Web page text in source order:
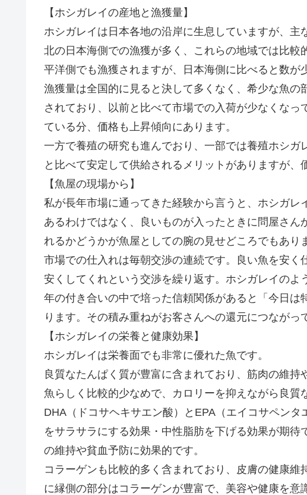
【ホシガレイの産地と漁獲量】
ホシガレイは日本各地の沿岸に生息していますが、
北の日本海側での漁獲が多く、これらの地域では比
平洋側でも漁獲されますが、日本海側に比べると数が
漁獲量は全国的に見ると決して多くなく、希少な魚
されており、以前と比べて市場での入荷が少なくな
ている分、価格も上昇傾向にあります。
一方で養殖の研究も進んでおり、一部では養殖ホシ
と比べて安定して供給されるメリットがありますが、
【魚屋の現場から】
私が長年市場に通ってきた経験から言うと、ホシガ
あるわけではなく、良いものが入ったときに問屋さん
れるかどうかが魚屋としての腕の見せどころでもあり
市場での仕入れは毎朝交渉の連続です。良い魚を安く
安くしてくれという交渉を繰り返す。ホシガレイの
年の付き合いの中で培った信頼関係があると「今日
ります。その積み重ねがお客さんへの還元につながっ
【ホシガレイの栄養と健康効果】
ホシガレイは栄養面でも非常に優れた魚です。
良質なたんぱく質が豊富に含まれており、筋肉の維
魚らしく比較的少なめで、カロリーを抑えながら良質
DHA（ドコサヘキサエン酸）とEPA（エイコサペン
をサラサラにする効果・中性脂肪を下げる効果が期
の維持や貧血予防に効果的です。
コラーゲンも比較的多く含まれており、皮膚の健康
に縁側の部分はコラーゲンが豊富で、美容や健康を意